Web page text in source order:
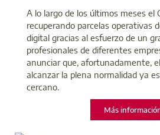
A lo largo de los últimos meses el
recuperando parcelas operativas
digital gracias al esfuerzo de un
profesionales de diferentes
anunciar que, afortunadamente,
alcanzar la plena normalidad ya
cercano.
Más